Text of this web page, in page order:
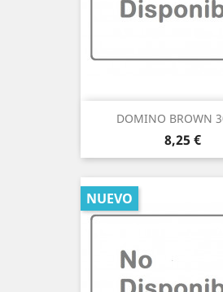
DOMINO BROWN
Precio
8,25 €
NUEVO